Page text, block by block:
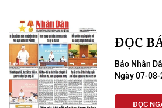
ĐỌC
Báo Nhân
Ngày 07-
ĐỌC